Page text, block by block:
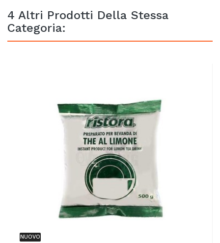
4 Altri Prodotti Della Stessa
Categoria:
NUOVO